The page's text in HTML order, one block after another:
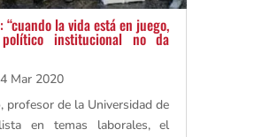
la vida está en juego,
institucional no da
Mar 2020
profesor de la Universidad de
en temas laborales, el